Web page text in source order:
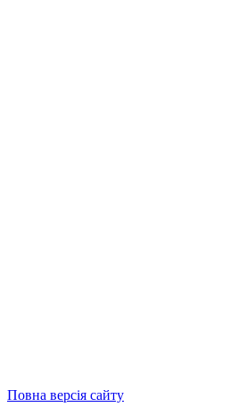
Повна версія сайту